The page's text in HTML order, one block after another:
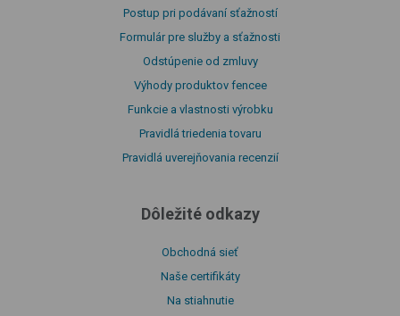
Postup pri podávaní sťažností
Formulár pre služby a sťažnosti
Odstúpenie od zmluvy
Výhody produktov fencee
Funkcie a vlastnosti výrobku
Pravidlá triedenia tovaru
Pravidlá uverejňovania recenzií
Dôležité odkazy
Obchodná sieť
Naše certifikáty
Na stiahnutie